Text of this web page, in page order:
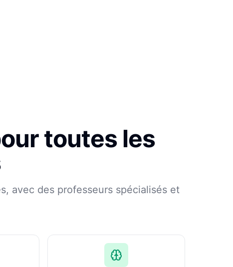
toutes les
avec des professeurs spécialisés et